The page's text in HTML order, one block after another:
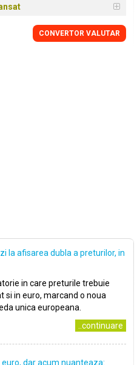
CONVERTOR VALUTAR
la afisarea dubla a preturilor, in
in care preturile trebuie
si in euro, marcand o noua
unica europeana.
..continuare
dar acum nuanteaza: